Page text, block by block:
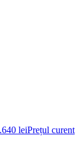
leiPrețul curent